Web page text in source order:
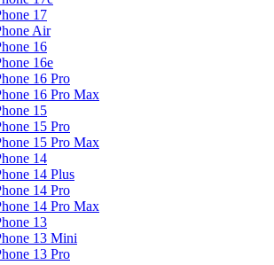
17
Air
16
16e
16 Pro
16 Pro Max
15
15 Pro
15 Pro Max
14
14 Plus
14 Pro
14 Pro Max
13
13 Mini
13 Pro